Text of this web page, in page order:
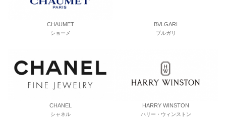
CHAUMET
ショーメ
BVLGARI
ブルガリ
CHANEL
シャネル
HARRY WINSTON
ハリー・ウィンストン